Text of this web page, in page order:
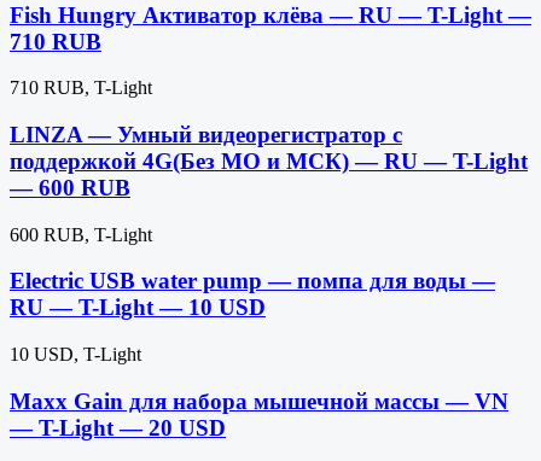
Fish Hungry Активатор клёва — RU — T-Light —
710 RUB
710 RUB, T-Light
LINZA — Умный видеорегистратор с
поддержкой 4G(Без МО и МСК) — RU — T-Light
— 600 RUB
600 RUB, T-Light
Electric USB water pump — помпа для воды —
RU — T-Light — 10 USD
10 USD, T-Light
Maxx Gain для набора мышечной массы — VN
— T-Light — 20 USD